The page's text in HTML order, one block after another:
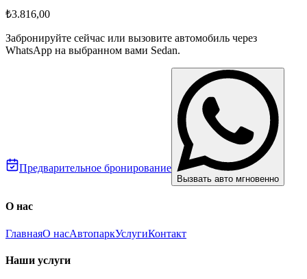
₺3.816,00
Забронируйте сейчас или вызовите автомобиль через
WhatsApp на выбранном вами Sedan.
Предварительное бронирование
Вызвать авто мгновенно
О нас
ГлавнаяО насАвтопаркУслугиКонтакт
Наши услуги